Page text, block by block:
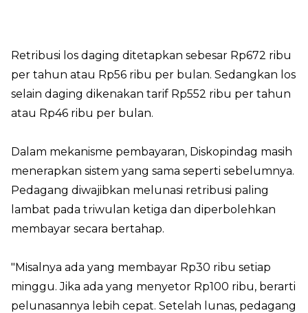
Retribusi los daging ditetapkan sebesar Rp672 ribu
per tahun atau Rp56 ribu per bulan. Sedangkan los
selain daging dikenakan tarif Rp552 ribu per tahun
atau Rp46 ribu per bulan.
Dalam mekanisme pembayaran, Diskopindag masih
menerapkan sistem yang sama seperti sebelumnya.
Pedagang diwajibkan melunasi retribusi paling
lambat pada triwulan ketiga dan diperbolehkan
membayar secara bertahap.
"Misalnya ada yang membayar Rp30 ribu setiap
minggu. Jika ada yang menyetor Rp100 ribu, berarti
pelunasannya lebih cepat. Setelah lunas, pedagang